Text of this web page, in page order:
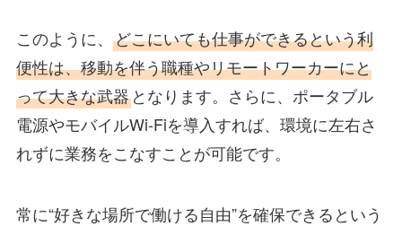
このように、 どこにいても仕事ができるという利
便性は、移動を伴う職種やリモートワーカーにと
って大きな武器となります。さらに、ポータブル
電源やモバイルWi-Fiを導入すれば、環境に左右さ
れずに業務をこなすことが可能です。
常に“好きな場所で働ける自由”を確保できるという